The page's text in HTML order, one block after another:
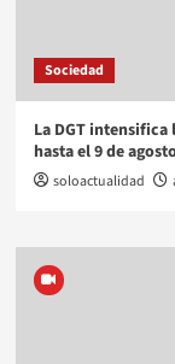
Sociedad
La DGT
hasta el 9 de
soloactualidad